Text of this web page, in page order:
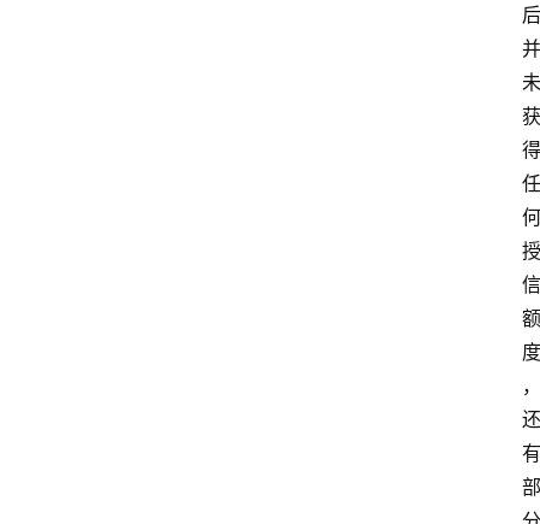
后
并
未
获
得
任
何
授
信
额
度
，
还
有
部